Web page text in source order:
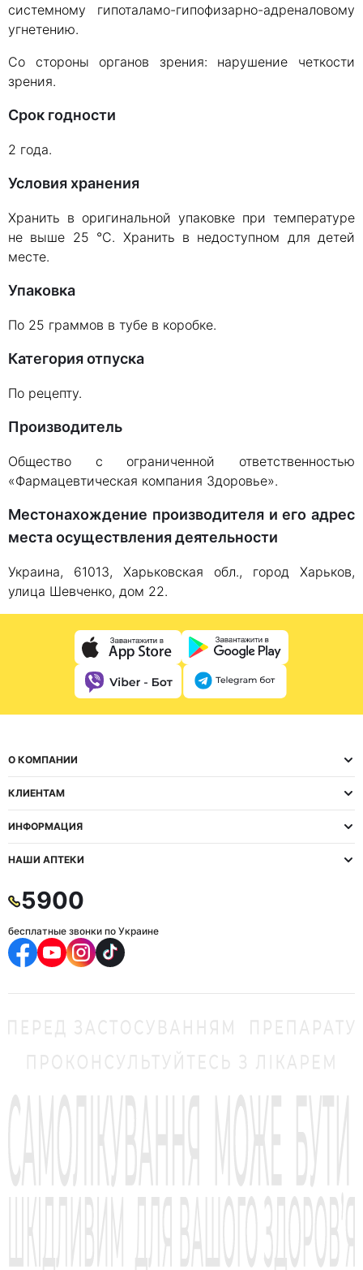
системному гипоталамо-гипофизарно-адреналовому
угнетению.
Со стороны органов зрения: нарушение четкости
зрения.
Срок годности
2 года.
Условия хранения
Хранить в оригинальной упаковке при температуре
не выше 25 °С. Хранить в недоступном для детей
месте.
Упаковка
По 25 граммов в тубе в коробке.
Категория отпуска
По рецепту.
Производитель
Общество с ограниченной ответственностью
«Фармацевтическая компания Здоровье».
Местонахождение производителя и его адрес
места осуществления деятельности
Украина, 61013, Харьковская обл., город Харьков,
улица Шевченко, дом 22.
О КОМПАНИИ
КЛИЕНТАМ
ИНФОРМАЦИЯ
НАШИ АПТЕКИ
5900
бесплатные звонки по Украине